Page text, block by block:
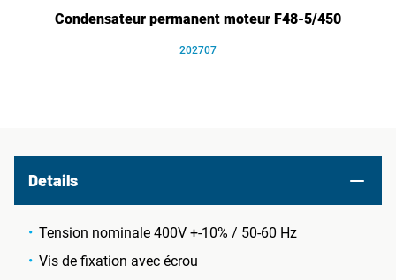
Condensateur permanent moteur F48-5/450
202707
Details
Tension nominale 400V +-10% / 50-60 Hz
Vis de fixation avec écrou